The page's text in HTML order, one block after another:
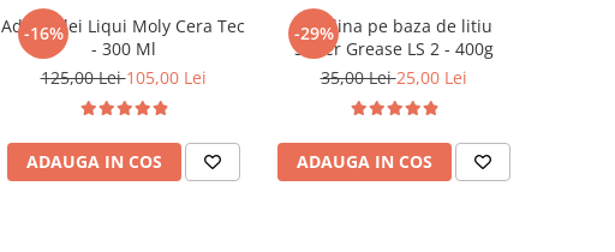
-16%
Aditiv Ulei Liqui Moly Cera Tec
- 300 Ml
125,00 Lei105,00 Lei
ADAUGA IN COS
-29%
Vaselina pe baza de litiu
Slider Grease LS 2 - 400g
35,00 Lei25,00 Lei
ADAUGA IN COS